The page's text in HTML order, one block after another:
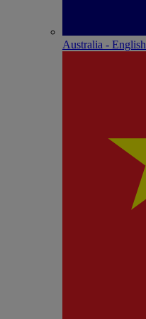
Australia - English